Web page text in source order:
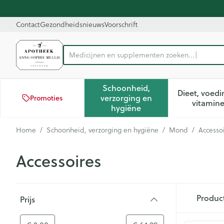
ContactGezondheidsnieuwsVoorschrift
Product, merk, categorie...
Medicijn
Promoties
Schoonheid,
verzorging en
hygiëneToon submenu voor
Dieet,
Home / Schoonheid, verzorging en hygiëne / Mond /
Accessoires
Prijs